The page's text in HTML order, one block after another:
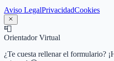
Aviso LegalPrivacidadCookies
📮
Orientador Virtual
¿Te cuesta rellenar el formulario?